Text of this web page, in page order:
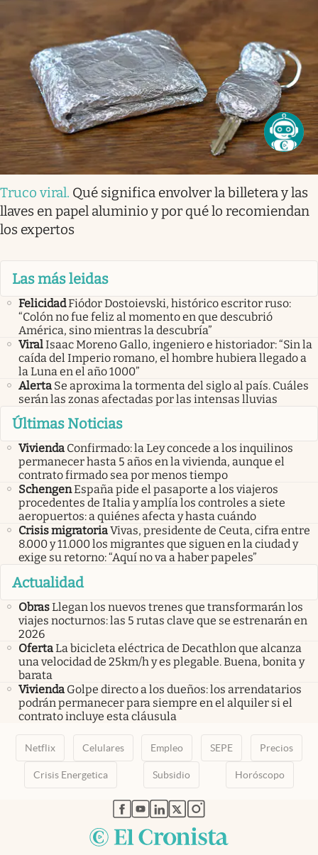
Truco viral. Qué significa envolver la billetera y las
llaves en papel aluminio y por qué lo recomiendan
los expertos
Las más leidas
FelicidadFiódor Dostoievski, histórico escritor ruso:
“Colón no fue feliz al momento en que descubrió
América, sino mientras la descubría”
ViralIsaac Moreno Gallo, ingeniero e historiador: “Sin la
caída del Imperio romano, el hombre hubiera llegado a
la Luna en el año 1000”
Alerta Se aproxima la tormenta del siglo al país. Cuáles
serán las zonas afectadas por las intensas lluvias
Últimas Noticias
Vivienda Confirmado: la Ley concede a los inquilinos
permanecer hasta 5 años en la vivienda, aunque el
contrato firmado sea por menos tiempo
SchengenEspaña pide el pasaporte a los viajeros
procedentes de Italia y amplía los controles a siete
aeropuertos: a quiénes afecta y hasta cuándo
Crisis migratoriaVivas, presidente de Ceuta, cifra entre
8.000 y 11.000 los migrantes que siguen en la ciudad y
exige su retorno: “Aquí no va a haber papeles”
Actualidad
ObrasLlegan los nuevos trenes que transformarán los
viajes nocturnos: las 5 rutas clave que se estrenarán en
2026
OfertaLa bicicleta eléctrica de Decathlon que alcanza
una velocidad de 25km/h y es plegable. Buena, bonita y
barata
Vivienda Golpe directo a los dueños: los arrendatarios
podrán permanecer para siempre en el alquiler si el
contrato incluye esta cláusula
Netflix Celulares Empleo SEPE Precios
Crisis Energetica Subsidio Horóscopo
abre en nueva pestaña
abre en nueva pestaña
abre en nueva pestaña
abre en nueva pestaña
abre en nueva pestaña